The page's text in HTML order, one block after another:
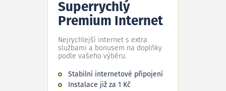
Superrychlý
Premium Internet
Nejrychlejší internet s extra
službami a bonusem na doplňky
podle vašeho výběru.
Stabilní internetové připojení
Instalace již za 1 Kč